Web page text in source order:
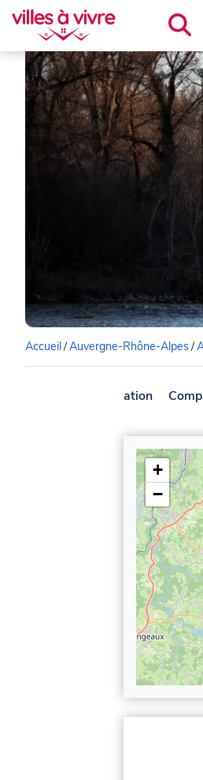
Accueil/Auvergne-Rhône-Alpes/
Présentation
+
−